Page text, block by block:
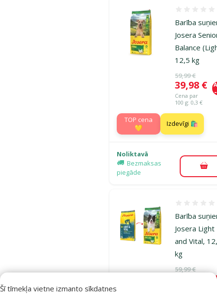
Šī tīmekļa vietne izmanto sīkdatnes
Barība
Josera
Balance
12,5 kg
Oriģinālā
59,99 €
Cena
39,98 €
Cena par
100 g: 0,3 €
TOP cena
💛
Izdevīgi 🛍️
Noliktavā
Bezmaksas
piegāde
Barība
Josera Light
and Vital,
kg
Oriģinālā
59,99 €